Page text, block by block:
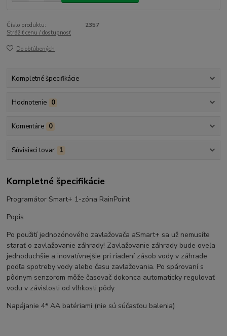
Číslo produktu:
2357
Strážiť cenu / dostupnosť
Do obľúbených
Kompletné špecifikácie
Hodnotenie 0
Komentáre 0
Súvisiaci tovar 1
Kompletné špecifikácie
Programátor Smart+ 1-zóna RainPoint
Popis
Po použití jednozónového zavlažovača aSmart+ sa už nemusíte
starať o zavlažovanie záhrady! Zavlažovanie záhrady bude oveľa
jednoduchšie a inovatívnejšie pri riadení zásob vody v záhrade
podľa spotreby vody alebo času zavlažovania. Po spárovaní s
pôdnym senzorom môže časovač dokonca automaticky regulovať
vodu v závislosti od vlhkosti pôdy.
Napájanie 4* AA batériami (nie sú súčasťou balenia)